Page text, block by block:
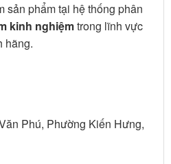
sản phẩm tại hệ thống phân
kinh nghiệmtrong lĩnh vực
hãng.
Phú, Phường Kiến Hưng,